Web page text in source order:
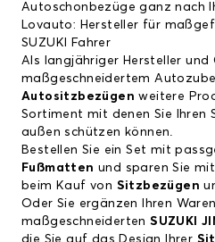
Autoschonbezüge ganz nach
Lovauto: Hersteller für
SUZUKI Fahrer
Als langjähriger Hersteller und
maßgeschneidertem
Autositzbezügen weitere
Sortiment mit denen Sie Ihren
außen schützen können.
Bestellen Sie ein Set mit
Fußmatten und sparen Sie
beim Kauf von Sitzbezügen
Oder Sie ergänzen Ihren
maßgeschneidertenSUZUKI